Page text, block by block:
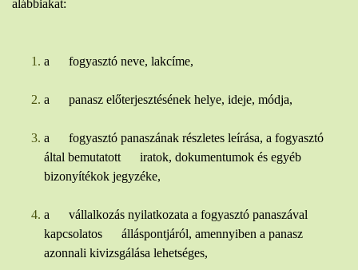
alábbiakat:
a fogyasztó neve, lakcíme,
a panasz előterjesztésének helye, ideje, módja,
a fogyasztó panaszának részletes leírása, a fogyasztó
által bemutatott iratok, dokumentumok és egyéb
bizonyítékok jegyzéke,
a vállalkozás nyilatkozata a fogyasztó panaszával
kapcsolatos álláspontjáról, amennyiben a panasz
azonnali kivizsgálása lehetséges,